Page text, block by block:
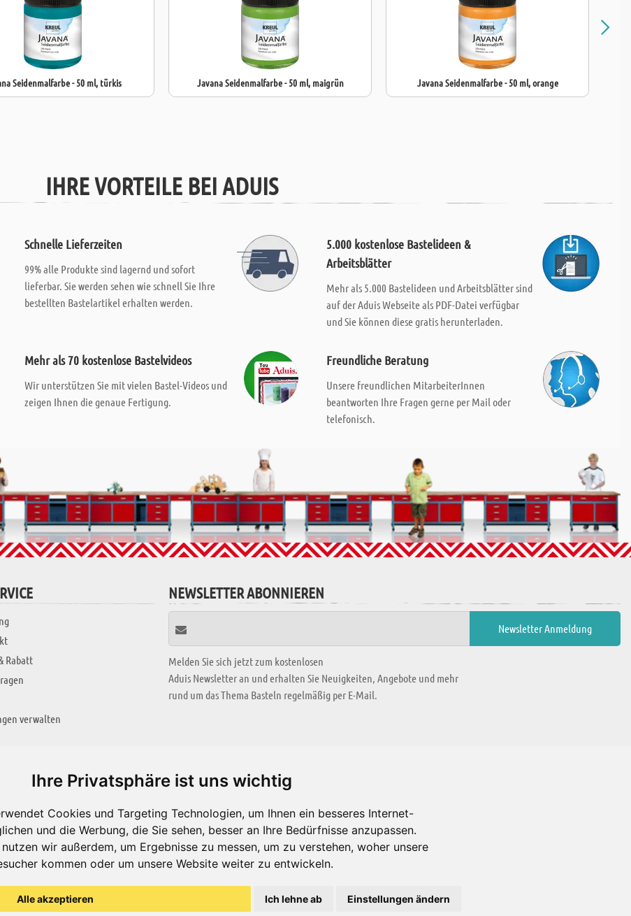
Ihre Privatsphäre ist uns wichtig
Cookies und Targeting Technologien, um Ihnen ein besseres Internet-
und die Werbung, die Sie sehen, besser an Ihre Bedürfnisse anzupassen.
wir außerdem, um Ergebnisse zu messen, um zu verstehen, woher unsere
kommen oder um unsere Website weiter zu entwickeln.
Alle akzeptieren Ich lehne ab Einstellungen ändern
Seidenmalfarbe - 50 ml, türkis Javana Seidenmalfarbe - 50 ml, maigrün Javana Seidenmalfarbe - 50 ml, orange
IHRE VORTEILE BEI ADUIS
Schnelle Lieferzeiten
99% alle Produkte sind lagernd und sofort
lieferbar. Sie werden sehen wie schnell Sie Ihre
bestellten Bastelartikel erhalten werden.
5.000 kostenlose Bastelideen &
Arbeitsblätter
Mehr als 5.000 Bastelideen und Arbeitsblätter sind
auf der Aduis Webseite als PDF-Datei verfügbar
und Sie können diese gratis herunterladen.
Mehr als 70 kostenlose Bastelvideos
Wir unterstützen Sie mit vielen Bastel-Videos und
zeigen Ihnen die genaue Fertigung.
Freundliche Beratung
Unsere freundlichen MitarbeiterInnen
beantworten Ihre Fragen gerne per Mail oder
telefonisch.
Rabatt
verwalten
NEWSLETTER ABONNIEREN
Melden Sie sich jetzt zum kostenlosen
Aduis Newsletter an und erhalten Sie Neuigkeiten, Angebote und mehr
rund um das Thema Basteln regelmäßig per E-Mail.
KREATIV ZONE
Alle Videos
Bastelideen
Arbeitsblätter
Es gibt uns auch in